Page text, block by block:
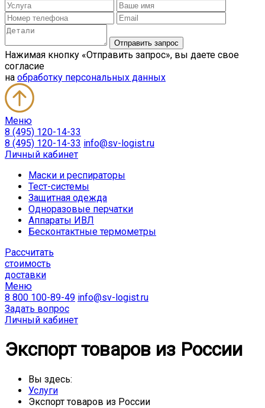
Нажимая кнопку «Отправить запрос», вы даете свое
согласие
на обработку персональных данных
Меню
8 (495) 120-14-33
8 (495) 120-14-33 info@sv-logist.ru
Личный кабинет
Маски и респираторы
Тест-системы
Защитная одежда
Одноразовые перчатки
Аппараты ИВЛ
Бесконтактные термометры
Расcчитать
стоимость
доставки
Меню
8 800 100-89-49 info@sv-logist.ru
Задать вопрос
Личный кабинет
Экспорт товаров из России
Вы здесь:
Услуги
Экспорт товаров из России